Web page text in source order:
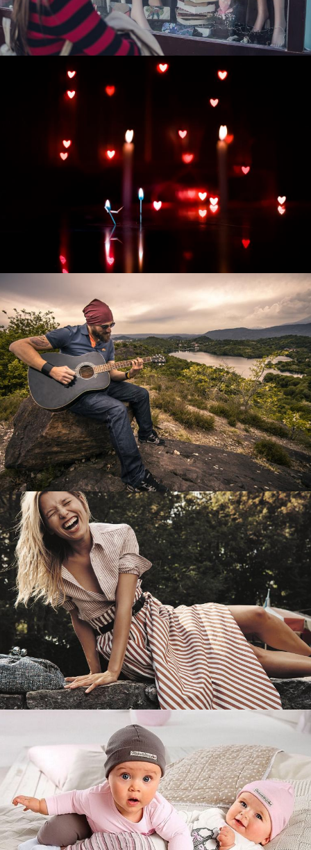
Смотреть проект
Развитие интернет-магазина "Всё для
праздника"
Смотреть проект
Перевод интернет-магазина
Guitaramania.ru на 1С-Битрикс
Смотреть проект
Имиджевый сайт для сети магазинов
Soho Project
Смотреть проект
Увеличили выручку интернет-
магазину topdatop.ru на 25%!